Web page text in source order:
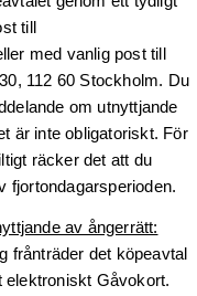
till
med vanlig post till
112 60 Stockholm. Du
om utnyttjande
är inte obligatoriskt. För
räcker det att du
fjortondagarsperioden.
av ångerrätt:
frånträder det köpeavtal
elektroniskt Gåvokort.